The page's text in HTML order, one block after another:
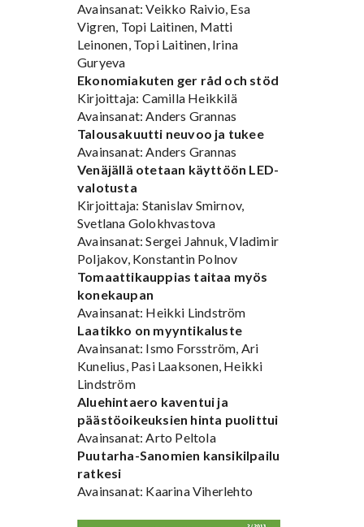
Avainsanat: Veikko Raivio, Esa
Vigren, Topi Laitinen, Matti
Leinonen, Topi Laitinen, Irina
Guryeva
Ekonomiakuten ger råd och stöd
Kirjoittaja: Camilla Heikkilä
Avainsanat: Anders Grannas
Talousakuutti neuvoo ja tukee
Avainsanat: Anders Grannas
Venäjällä otetaan käyttöön LED-
valotusta
Kirjoittaja: Stanislav Smirnov,
Svetlana Golokhvastova
Avainsanat: Sergei Jahnuk, Vladimir
Poljakov, Konstantin Polnov
Tomaattikauppias taitaa myös
konekaupan
Avainsanat: Heikki Lindström
Laatikko on myyntikaluste
Avainsanat: Ismo Forsström, Ari
Kunelius, Pasi Laaksonen, Heikki
Lindström
Aluehintaero kaventui ja
päästöoikeuksien hinta puolittui
Avainsanat: Arto Peltola
Puutarha-Sanomien kansikilpailu
ratkesi
Avainsanat: Kaarina Viherlehto